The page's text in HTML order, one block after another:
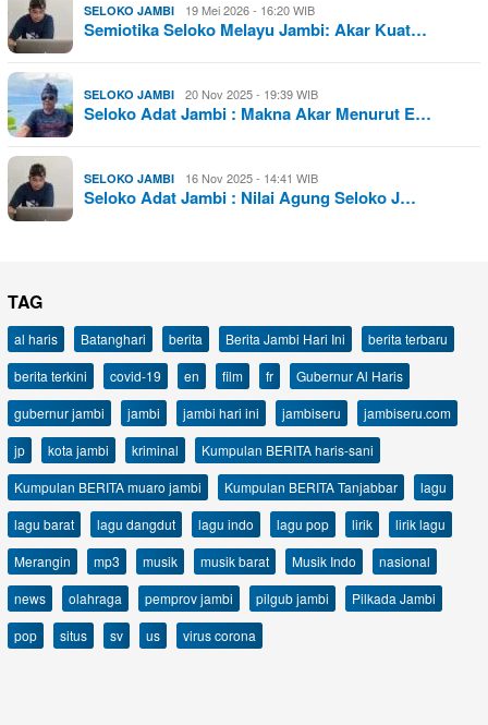
SELOKO JAMBI 19 Mei 2026 - 16:20 WIB
Semiotika Seloko Melayu Jambi: Akar Kuat…
SELOKO JAMBI 20 Nov 2025 - 19:39 WIB
Seloko Adat Jambi : Makna Akar Menurut E…
SELOKO JAMBI 16 Nov 2025 - 14:41 WIB
Seloko Adat Jambi : Nilai Agung Seloko J…
TAG
al haris Batanghari berita Berita Jambi Hari Ini
berita terbaru
berita terkini
covid-19 en film fr
Gubernur Al Haris
gubernur jambi
jambi jambi hari ini jambiseru
jambiseru.com
jp
kota jambi kriminal
Kumpulan BERITA haris-sani
Kumpulan BERITA muaro jambi
Kumpulan BERITA Tanjabbar
lagu
lagu barat
lagu dangdut lagu indo lagu pop lirik
lirik lagu
Merangin
mp3 musik musik barat Musik Indo
nasional
news
olahraga pemprov jambi pilgub jambi
Pilkada Jambi
pop
situs sv us virus corona